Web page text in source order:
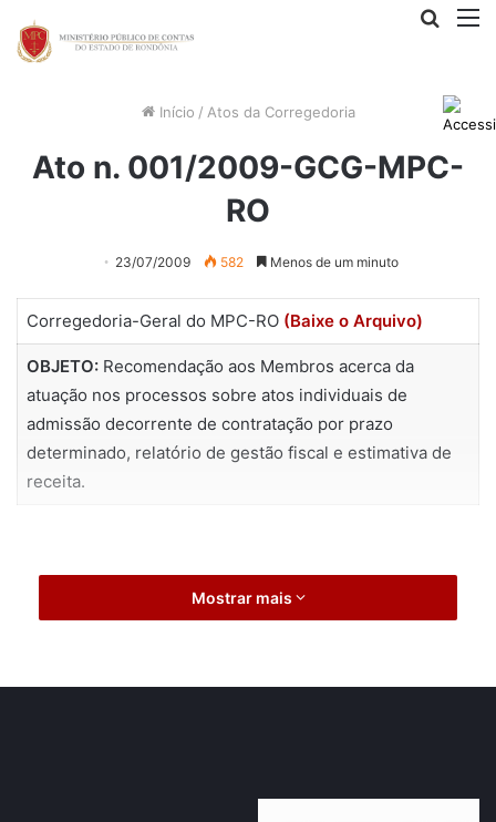
Início / Atos da Corregedoria
Ato n. 001/2009-GCG-MPC-
RO
23/07/2009 582 Menos de um minuto
Corregedoria-Geral do MPC-RO (Baixe o Arquivo)
OBJETO:Recomendação aos Membros acerca da
atuação nos processos sobre atos individuais de
admissão decorrente de contratação por prazo
determinado, relatório de gestão fiscal e estimativa de
receita.
Mostrar mais